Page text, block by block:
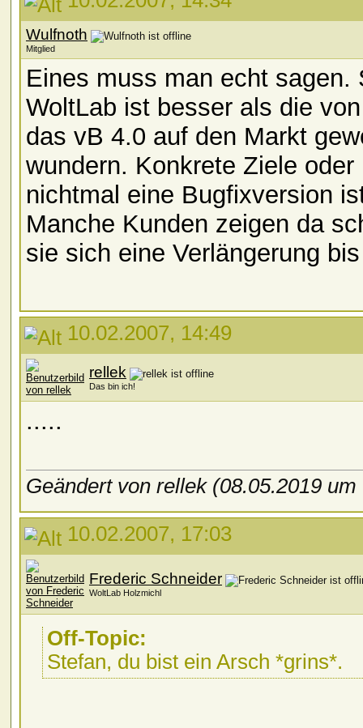
Wulfnoth
Mitglied
Eines muss man echt
WoltLab ist besser als die
das vB 4.0 auf den Markt
wundern. Konkrete Ziele
nichtmal eine Bugfixversion
Manche Kunden zeigen da
sie sich eine Verlängerung
10.02.2007, 14:49
rellek
Das bin ich!
.....
Geändert von rellek (08.05.2019 um
10.02.2007, 17:03
Frederic Schneider
WoltLab Holzmichl
Off-Topic:
Stefan, du bist ein Arsch *grins*.